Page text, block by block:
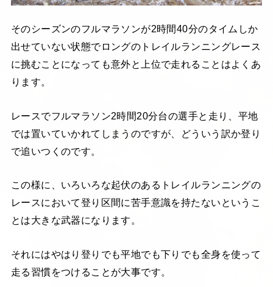
そのシーズンのフルマラソンが2時間40分のタイムしか
出せていない状態でロングのトレイルランニングレース
に挑むことになっても意外と上位で走れることはよくあ
ります。
レースでフルマラソン2時間20分台の選手と走り、平地
では置いていかれてしまうのですが、どういう訳か登り
で追いつくのです。
この様に、いろいろな起伏のあるトレイルランニングの
レースにおいて登り区間に苦手意識を持たないというこ
とは大きな武器になります。
それにはやはり登りでも平地でも下りでも全身を使って
走る習慣をつけることが大事です。